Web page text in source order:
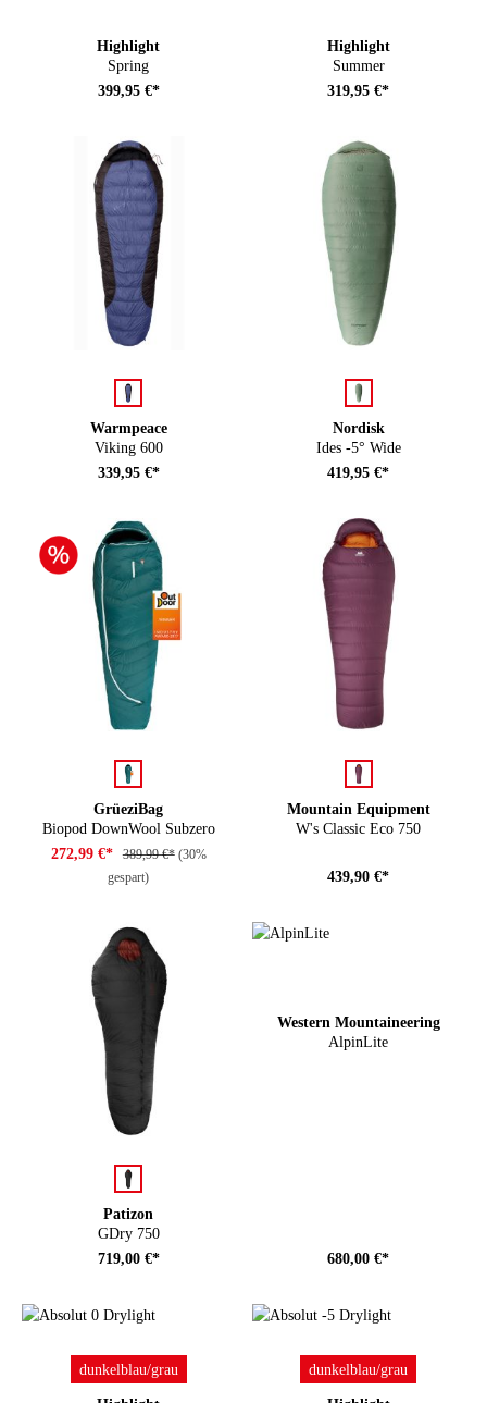
Highlight
Spring
399,95 €*
Highlight
Summer
319,95 €*
Warmpeace
Viking 600
Farbe
339,95 €*
Nordisk
Ides -5° Wide
Farbeauswählen
419,95 €*
GrüeziBag
Biopod DownWool Subzero
auswählen
272,99 €* 389,99 €* (30%
gespart)
Mountain Equipment
W's Classic Eco 750
auswählen
439,90 €*
Patizon
GDry 750
Farbe
719,00 €*
Western Mountaineering
AlpinLite
680,00 €*
Farbeauswählen
dunkelblau/grau
Farbeauswählen
dunkelblau/grau